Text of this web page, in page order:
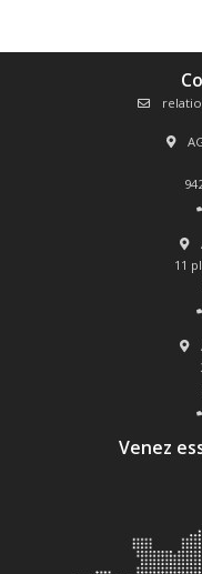
11
Venez